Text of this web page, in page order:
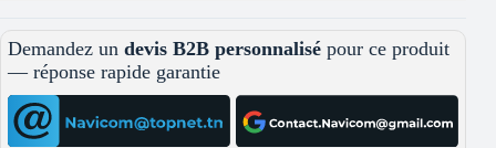
Demandez un devis B2B personnalisé pour ce produit
— réponse rapide garantie